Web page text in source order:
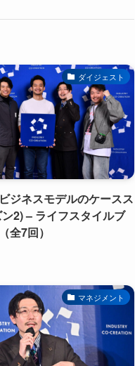
ダイジェスト
ジネスモデルのケースス
2) – ライフスタイルブ
全7回）
マネジメント